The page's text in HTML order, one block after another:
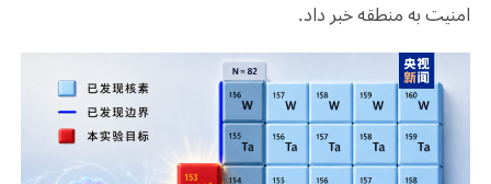
امنیت به منطقه خبر داد.